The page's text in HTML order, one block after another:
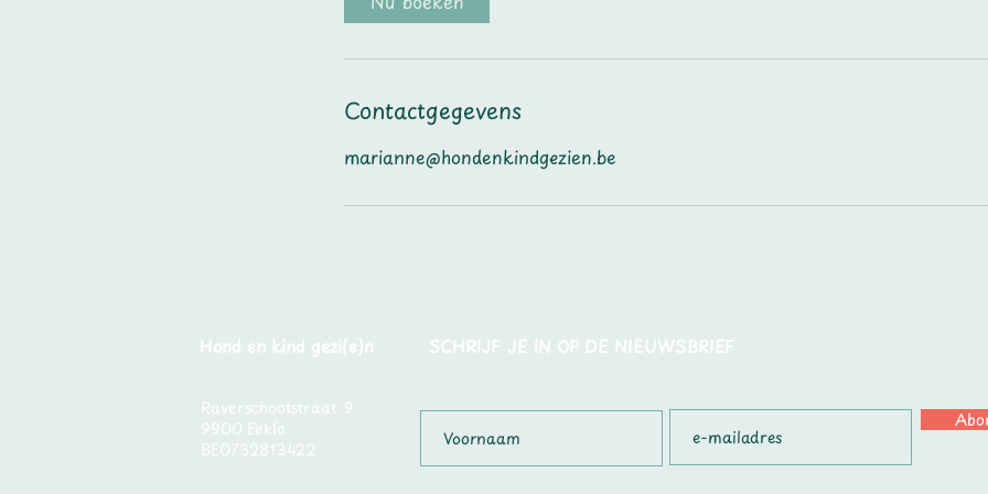
Contactgegevens
marianne@hondenkindgezien.be
Hond en kind gezi(e)n SCHRIJF JE IN OP DE NIEUWSBRIEF
Raverschootstraat 9
9900 Eeklo
BE0732813422